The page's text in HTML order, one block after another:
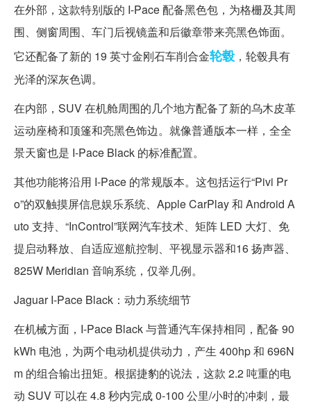
在外部，这款特别版的 I-Pace 配备黑色包，为格栅及其周
围、侧窗周围、车门后视镜盖和后徽章带来亮黑色饰面。
它还配备了新的 19 英寸金刚石车削合金轮毂 ，轮毂具有
光泽的深灰色调。
在内部，SUV 在机舱周围的几个地方配备了新的乌木皮革
运动座椅和顶篷和亮黑色饰边。就像普通版本一样，全全
景天窗也是 I-Pace Black 的标准配置。
其他功能将沿用 I-Pace 的常规版本。这包括运行“Pivi Pr
o”的双触摸屏信息娱乐系统、Apple CarPlay 和 Android A
uto 支持、“InControl”联网汽车技术、矩阵 LED 大灯、免
提启动释放、自适应巡航控制、平视显示器和16 扬声器、
825W Meridian 音响系统，仅举几例。
Jaguar I-Pace Black：动力系统细节
在机械方面，I-Pace Black 与普通汽车保持相同，配备 90
kWh 电池，为两个电动机提供动力，产生 400hp 和 696N
m 的组合输出扭矩。根据捷豹的说法，这款 2.2 吨重的电
动 SUV 可以在 4.8 秒内完成 0-100 公里/小时的冲刺，最